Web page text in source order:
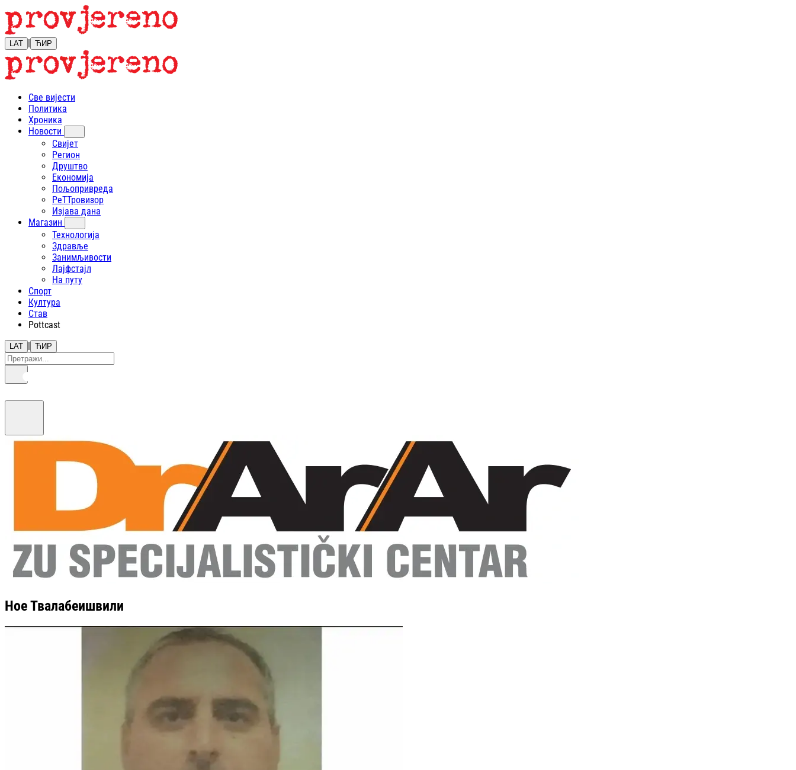
LAT | ЋИР
Све вијести
Политика
Хроника
Новости
Свијет
Регион
Друштво
Економија
Пољопривреда
РеТТровизор
Изјава дана
Магазин
Технологија
Здравље
Занимљивости
Лајфстajл
На путу
Спорт
Култура
Став
Pottcast
LAT | ЋИР
Ное Твалабеишвили